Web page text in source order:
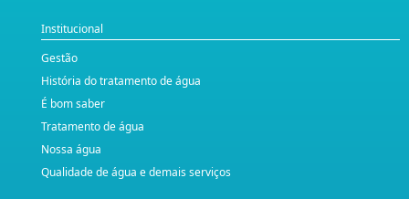
Institucional
Gestão
História do tratamento de água
É bom saber
Tratamento de água
Nossa água
Qualidade de água e demais serviços